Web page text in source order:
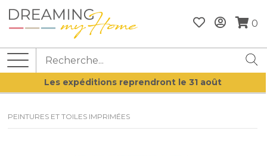
0
Les expéditions reprendront le 31 août
PEINTURES ET TOILES IMPRIMÉES